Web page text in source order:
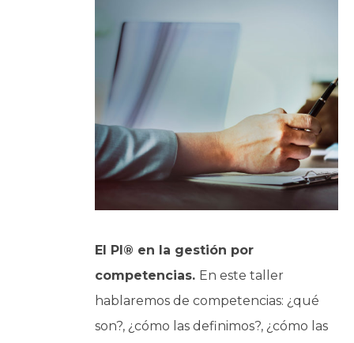
El PI® en la gestión por
competencias. En este taller
hablaremos de competencias: ¿qué
son?, ¿cómo las definimos?, ¿cómo las